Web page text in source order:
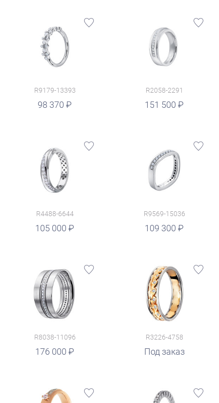
R9179-13393
98 370
R2058-2291
151 500
руб.
R4488-6644
105 000
R9569-15036
109 300
руб.
R8038-11096
176 000
R3226-4758
Под заказ